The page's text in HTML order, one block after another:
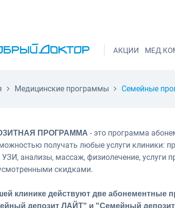
АКЦИИ
Медицинские программы Семейные
ПРОГРАММА - это программа
получать любые услуги клиники:
анализы, массаж, физиолечение, услуги
скидками.
клинике действуют две абонементные
депозит ЛАЙТ" и "Семейный